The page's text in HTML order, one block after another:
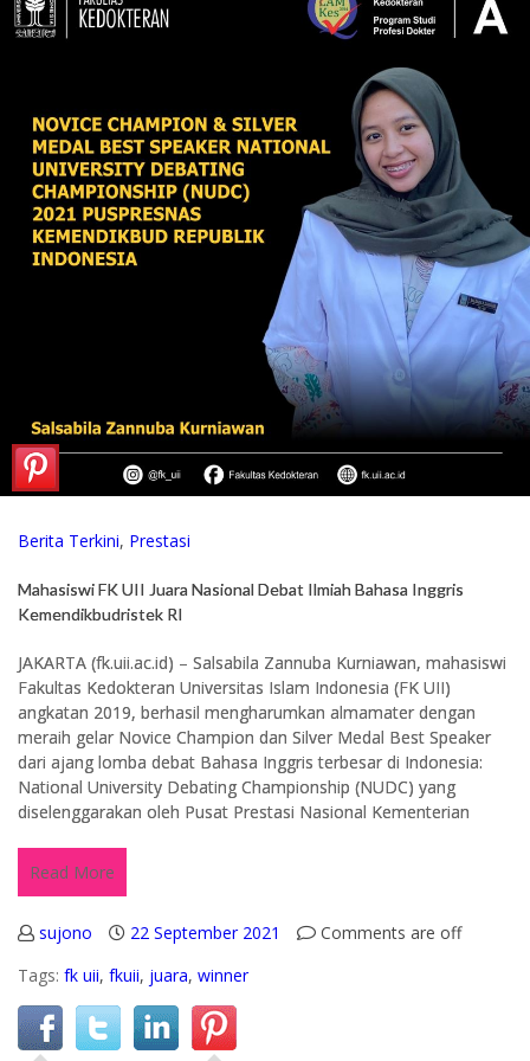
Berita Terkini, Prestasi
Mahasiswi FK UII Juara Nasional Debat Ilmiah Bahasa Inggris
Kemendikbudristek RI
JAKARTA (fk.uii.ac.id) – Salsabila Zannuba Kurniawan, mahasiswi
Fakultas Kedokteran Universitas Islam Indonesia (FK UII)
angkatan 2019, berhasil mengharumkan almamater dengan
meraih gelar Novice Champion dan Silver Medal Best Speaker
dari ajang lomba debat Bahasa Inggris terbesar di Indonesia:
National University Debating Championship (NUDC) yang
diselenggarakan oleh Pusat Prestasi Nasional Kementerian
Read More
sujono 22 September 2021
Comments are off
Tags: fk uii, fkuii, juara, winner